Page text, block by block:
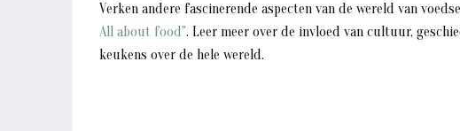
Verken andere fascinerende aspecten van de wereld van
All about food". Leer meer over de invloed van cultuur,
keukens over de hele wereld.